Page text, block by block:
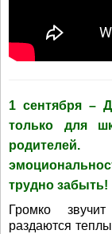
1 сентября –
только для
трудно забыть!
Громко
раздаются